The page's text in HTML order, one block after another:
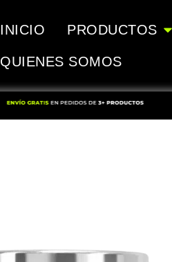
INICIO PRODUCTOS
QUIENES SOMOS